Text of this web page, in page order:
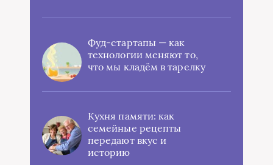
Фуд-стартапы — как
технологии меняют то,
что мы кладём в тарелку
Кухня памяти: как
семейные рецепты
передают вкус и
историю